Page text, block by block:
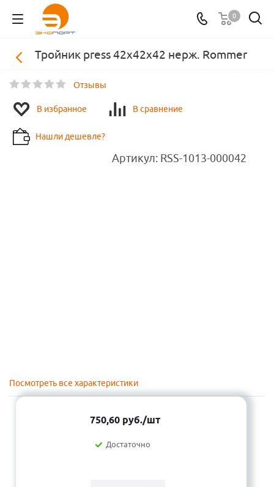
0
Тройник press 42х42х42 нерж. Rommer
Отзывы
В избранное В сравнение
Нашли дешевле?
Артикул: RSS-1013-000042
Посмотреть все характеристики
750,60 руб./шт
Достаточно